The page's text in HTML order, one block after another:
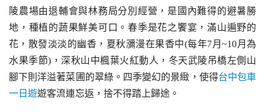
陵農場由退輔會與林務局分別經營，是國內難得的避暑勝
地，種植的蔬果鮮美可口。春季是花之饗宴，滿山遍野的
花，散發淡淡的幽香，夏秋瀰漫在果香中(每年7月~10月為
水果季節)，深秋山中楓葉火紅動人，冬天武陵吊橋左側山
腳下則洋溢著菜圃的翠綠。四季變幻的景緻，使得台中包車
一日遊遊客流連忘返，捨不得踏上歸途。